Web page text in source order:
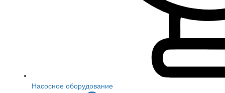
Насосное оборудование